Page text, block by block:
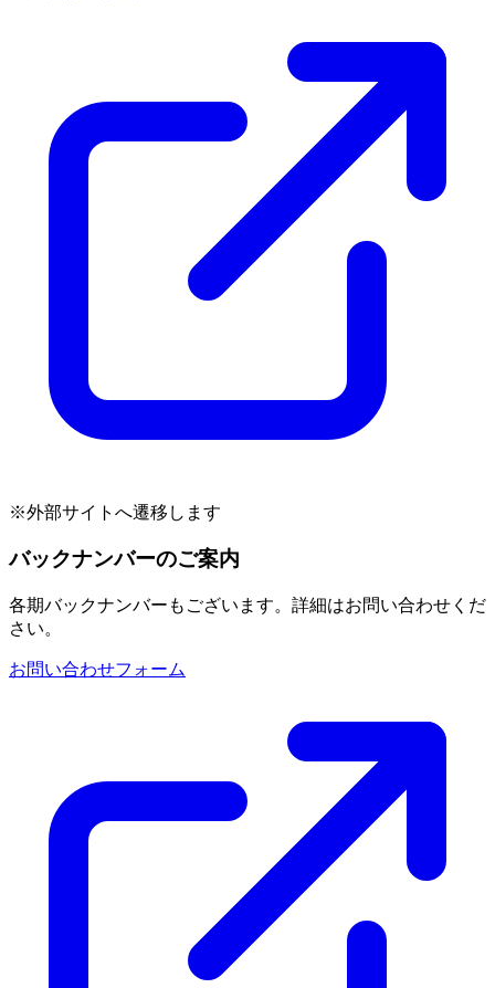
※外部サイトへ遷移します
バックナンバーのご案内
各期バックナンバーもございます。詳細はお問い合わせくだ
さい。
お問い合わせフォーム